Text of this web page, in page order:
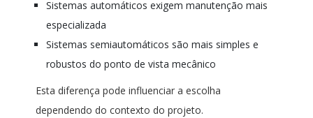
Sistemas automáticos exigem manutenção mais
especializada
Sistemas semiautomáticos são mais simples e
robustos do ponto de vista mecânico
Esta diferença pode influenciar a escolha
dependendo do contexto do projeto.